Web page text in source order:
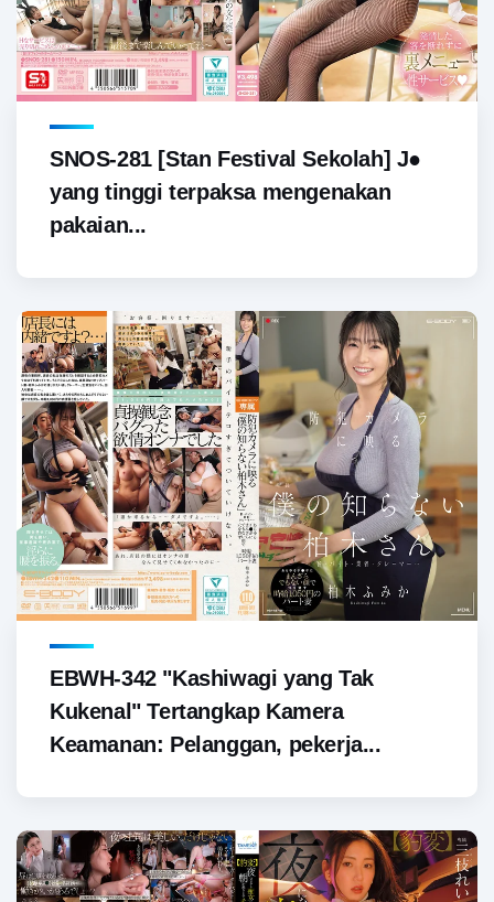
SNOS-281 [Stan Festival Sekolah] J●
yang tinggi terpaksa mengenakan
pakaian...
EBWH-342 "Kashiwagi yang Tak
Kukenal" Tertangkap Kamera
Keamanan: Pelanggan, pekerja...